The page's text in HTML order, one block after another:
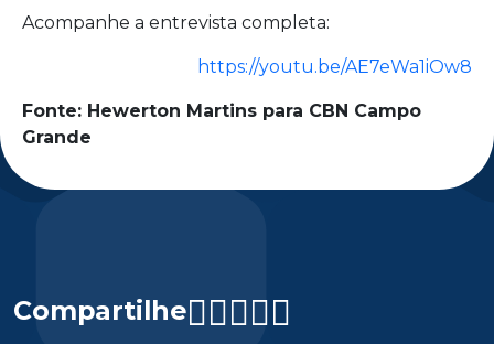
Acompanhe a entrevista completa:
https://youtu.be/AE7eWa1iOw8
Fonte: Hewerton Martins para CBN Campo
Grande
Compartilhe